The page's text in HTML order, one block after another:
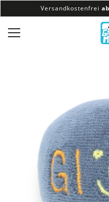
Versandkostenfrei
100% veganes &
Versandkostenfrei